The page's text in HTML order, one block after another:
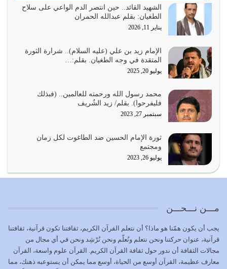
بالأمر بالمعروف والنهي عن…
يوليو 25, 2026
واجتهاداتنا لأننا سنختلف ونتفرق
يوليو 24, 2026
أمة عاجزة عن النهوض…
يوليو 23, 2026
بحبل الله جميعاً وليس كل…
يوليو 22, 2026
المُلك كله لله تعالى يؤتيه من يشاء وينزعه ممن يشاء ويعز من
كل زمان…
يوليو 19, 2026
الوظيفة عبارة عن مسؤولية يجب النهوض بها كما ينبغي لكي
الشهيد القائد.. حين انتصر الدم الواعي على سلاح
الطغيان: بقلم عبدالله الحمران
يناير 11, 2026
الإمام زيد بن علي (عليه السلام).. شرارة الثورة
المتقدة في وجه الطغيان. بقلم:…
يوليو 20, 2025
محمد رسول الله ورحمته للعالمين.. (فبذلك
فليفرحوا). بقلم/ زيد الشُريف
سبتمبر 27, 2023
ثورة الإمام الحسين ضد الطاغوت لكل زمان
ومجتمع
يوليو 26, 2023
مـــن نـــحـــن
يجب أن يكون همّنا هو ماذا؟ أن نتعلم القرآن الكريم، ثقافتنا تكون قرآنية، ثقافتنا
قرآنية، عنوان حركتنا ونحن نتعلم ونُعلّم ونحن نُرْشِد ونحن في أي مجال من
مجالات الثقافة أن ندور حول ثقافة القرآن الكريم. القرآن علوم واسعة، القرآن
معارف عظيمة، القرآن أوسع من الحياة، أوسع مما يمكن أن يستوعبه ذهنك، مما